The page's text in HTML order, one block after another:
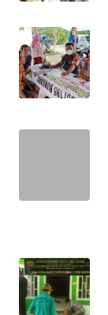
KALTIM
WN
SULSEL
WN
MALUKU